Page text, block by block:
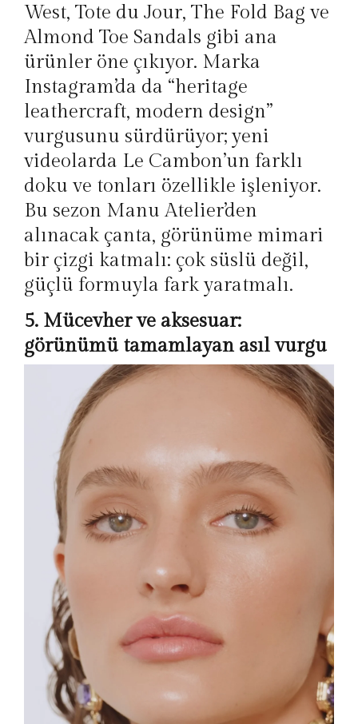
West, Tote du Jour, The Fold Bag ve
Almond Toe Sandals gibi ana
ürünler öne çıkıyor. Marka
Instagram’da da “heritage
leathercraft, modern design”
vurgusunu sürdürüyor; yeni
videolarda Le Cambon’un farklı
doku ve tonları özellikle işleniyor.
Bu sezon Manu Atelier’den
alınacak çanta, görünüme mimari
bir çizgi katmalı: çok süslü değil,
güçlü formuyla fark yaratmalı.
5. Mücevher ve aksesuar:
görünümü tamamlayan asıl vurgu